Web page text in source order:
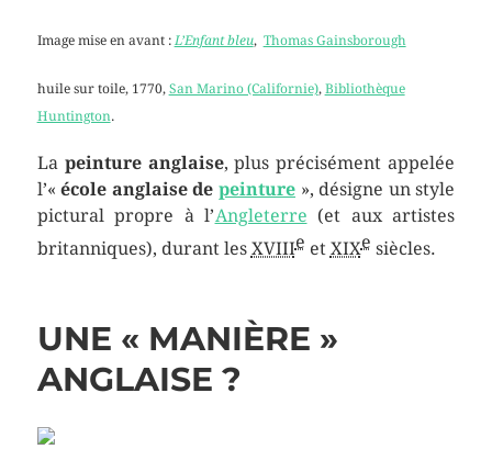
Image mise en avant : L’Enfant bleu, Thomas Gainsborough
huile sur toile, 1770, San Marino (Californie), Bibliothèque
Huntington.
La peinture anglaise, plus précisément appelée
l’«école anglaise depeinture », désigne un style
pictural propre à l’Angleterre (et aux artistes
britanniques), durant les XVIIIe et XIXe siècles.
UNE « MANIÈRE »
ANGLAISE ?